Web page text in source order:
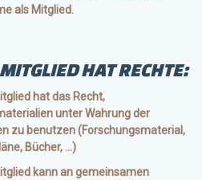
als Mitglied.
HAT RECHTE:
hat das Recht,
unter Wahrung der
zu benutzen (Forschungsmaterial,
Bücher, …)
kann an gemeinsamen